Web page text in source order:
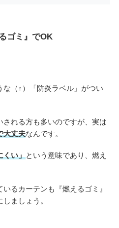
ゴミ』でOK
な（↑）「防炎ラベル」がつい
れる方も多いのですが、実は
大丈夫なんです。
くい」という意味であり、燃え
るカーテンも『燃えるゴミ』
ましょう。